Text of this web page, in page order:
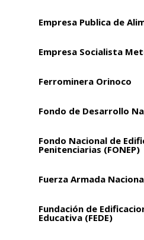
Empresa Publica de
Empresa Socialista
Ferrominera Orinoco
Fondo de Desarrollo
Fondo Nacional de
Penitenciarias (FONEP)
Fuerza Armada
Fundación de
Educativa (FEDE)